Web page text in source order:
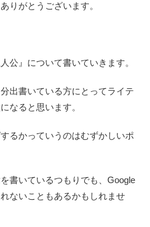
りがとうございます。
公』について書いていきます。
出書いている方にとってライテ
なると思います。
るかっていうのはむずかしいポ
書いているつもりでも、Google
ないこともあるかもしれませ